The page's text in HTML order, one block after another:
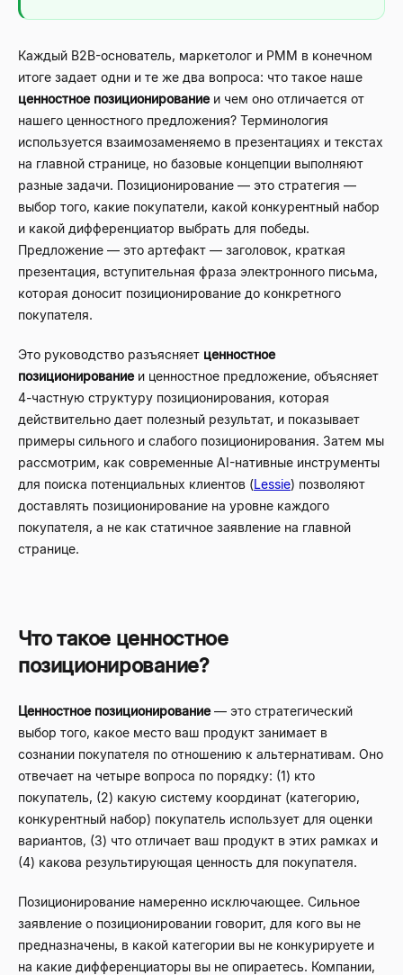
Каждый B2B-основатель, маркетолог и PMM в конечном
итоге задает одни и те же два вопроса: что такое наше
ценностное позиционированиеи чем оно отличается от
нашего ценностного предложения? Терминология
используется взаимозаменяемо в презентациях и текстах
на главной странице, но базовые концепции выполняют
разные задачи. Позиционирование — это стратегия —
выбор того, какие покупатели, какой конкурентный набор
и какой дифференциатор выбрать для победы.
Предложение — это артефакт — заголовок, краткая
презентация, вступительная фраза электронного письма,
которая доносит позиционирование до конкретного
покупателя.
Это руководство разъясняет ценностное
позиционированиеи ценностное предложение, объясняет
4-частную структуру позиционирования, которая
действительно дает полезный результат, и показывает
примеры сильного и слабого позиционирования. Затем мы
рассмотрим, как современные AI-нативные инструменты
для поиска потенциальных клиентов (Lessie) позволяют
доставлять позиционирование на уровне каждого
покупателя, а не как статичное заявление на главной
странице.
Что такое ценностное
позиционирование?
Ценностное позиционирование— это стратегический
выбор того, какое место ваш продукт занимает в
сознании покупателя по отношению к альтернативам. Оно
отвечает на четыре вопроса по порядку: (1) кто
покупатель, (2) какую систему координат (категорию,
конкурентный набор) покупатель использует для оценки
вариантов, (3) что отличает ваш продукт в этих рамках и
(4) какова результирующая ценность для покупателя.
Позиционирование намеренно исключающее. Сильное
заявление о позиционировании говорит, для кого вы не
предназначены, в какой категории вы не конкурируете и
на какие дифференциаторы вы не опираетесь. Компании,